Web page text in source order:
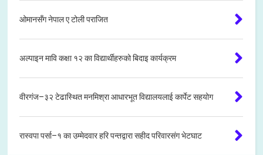
ओमानसँग नेपाल ए टोली पराजित
अल्पाइन मावि कक्षा १२ का विद्यार्थीहरुको बिदाइ कार्यक्रम
वीरगंज–३२ टेढास्थित मनमिश्रा आधारभूत विद्यालयलाई कार्पेट सहयोग
रास्वपा पर्सा–१ का उम्मेदवार हरि पन्तद्वारा सहीद परिवारसंग भेटघाट